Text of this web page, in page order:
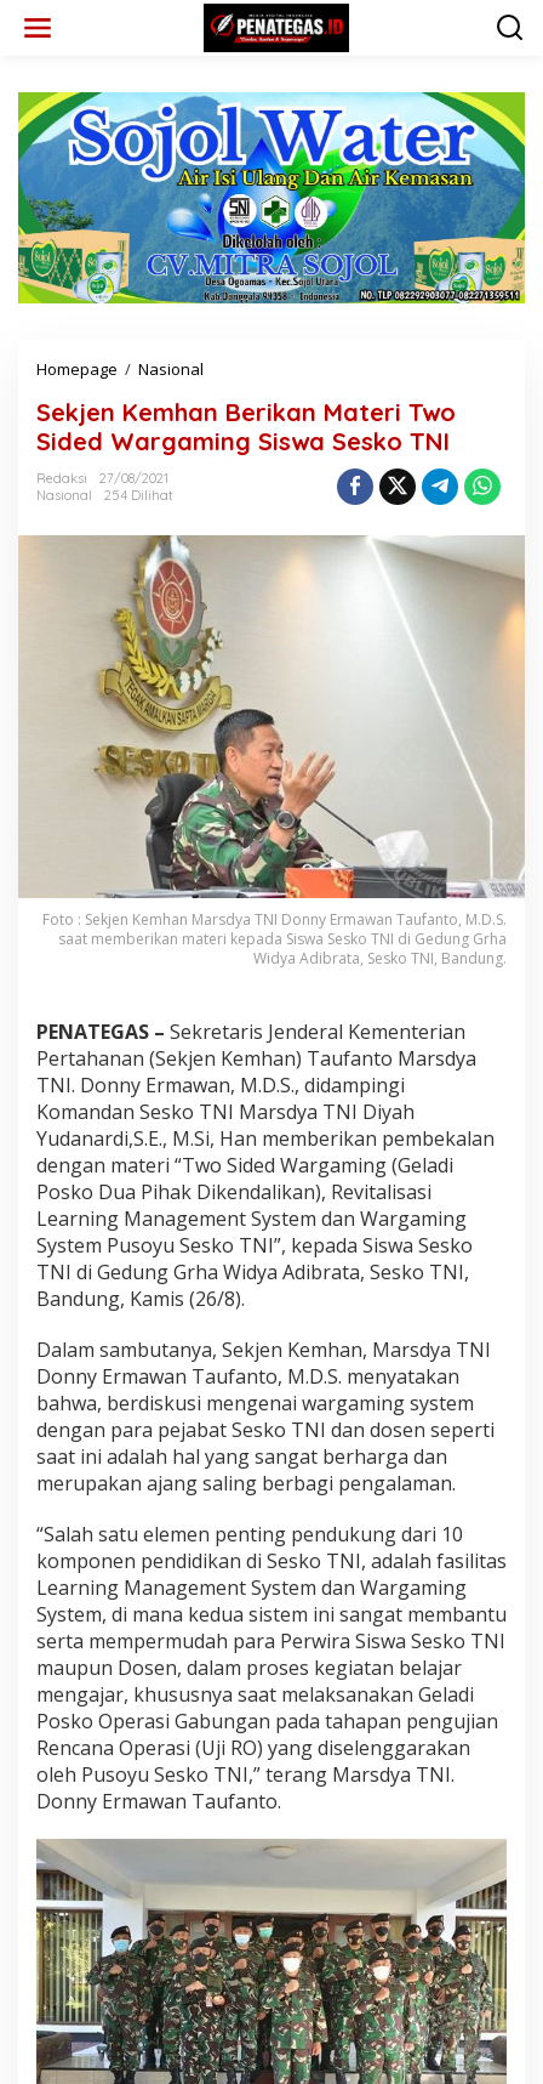
Homepage / Nasional
k
j
e
n
B
e
r
i
k
n
M
a
t
e
r
i
T
w
d
e
d
W
a
r
g
a
m
i
n
g
S
i
w
a
S
e
s
k
o
N
I
Sekjen Kemhan Berikan Materi Two
Sided Wargaming Siswa Sesko TNI
Redaksi
27/08/2021
Nasional
254 Dilihat
Foto : Sekjen Kemhan Marsdya TNI Donny Ermawan Taufanto, M.D.S.
saat memberikan materi kepada Siswa Sesko TNI di Gedung Grha
Widya Adibrata, Sesko TNI, Bandung.
PENATEGAS – Sekretaris Jenderal Kementerian
Pertahanan (Sekjen Kemhan) Taufanto Marsdya
TNI. Donny Ermawan, M.D.S., didampingi
Komandan Sesko TNI Marsdya TNI Diyah
Yudanardi,S.E., M.Si, Han memberikan pembekalan
dengan materi “Two Sided Wargaming (Geladi
Posko Dua Pihak Dikendalikan), Revitalisasi
Learning Management System dan Wargaming
System Pusoyu Sesko TNI”, kepada Siswa Sesko
TNI di Gedung Grha Widya Adibrata, Sesko TNI,
Bandung, Kamis (26/8).
Dalam sambutanya, Sekjen Kemhan, Marsdya TNI
Donny Ermawan Taufanto, M.D.S. menyatakan
bahwa, berdiskusi mengenai wargaming system
dengan para pejabat Sesko TNI dan dosen seperti
saat ini adalah hal yang sangat berharga dan
merupakan ajang saling berbagi pengalaman.
“Salah satu elemen penting pendukung dari 10
komponen pendidikan di Sesko TNI, adalah fasilitas
Learning Management System dan Wargaming
System, di mana kedua sistem ini sangat membantu
serta mempermudah para Perwira Siswa Sesko TNI
maupun Dosen, dalam proses kegiatan belajar
mengajar, khususnya saat melaksanakan Geladi
Posko Operasi Gabungan pada tahapan pengujian
Rencana Operasi (Uji RO) yang diselenggarakan
oleh Pusoyu Sesko TNI,” terang Marsdya TNI.
Donny Ermawan Taufanto.